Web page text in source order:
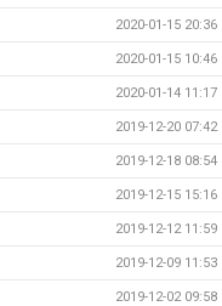
2020-01-15 20:36
2020-01-15 10:46
2020-01-14 11:17
2019-12-20 07:42
2019-12-18 08:54
2019-12-15 15:16
2019-12-12 11:59
2019-12-09 11:53
2019-12-02 09:58